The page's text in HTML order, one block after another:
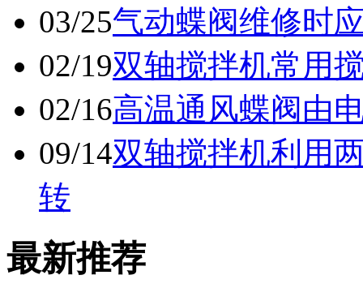
03/25气动蝶阀维修时
02/19双轴搅拌机常用
02/16高温通风蝶阀由
09/14双轴搅拌机利用
转
最新推荐